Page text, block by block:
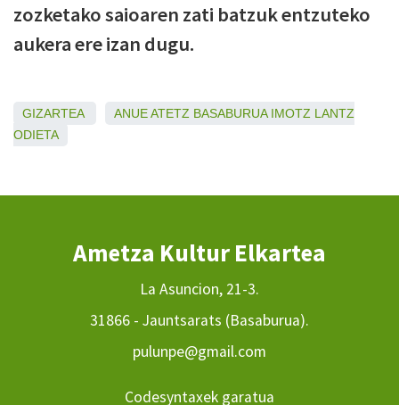
zozketako saioaren zati batzuk entzuteko
aukera ere izan dugu.
GIZARTEA ANUEATETZ BASABURUA IMOTZ LANTZ
ODIETA
Ametza Kultur Elkartea
La Asuncion, 21-3.
31866 - Jauntsarats (Basaburua).
pulunpe@gmail.com
Codesyntaxek garatua